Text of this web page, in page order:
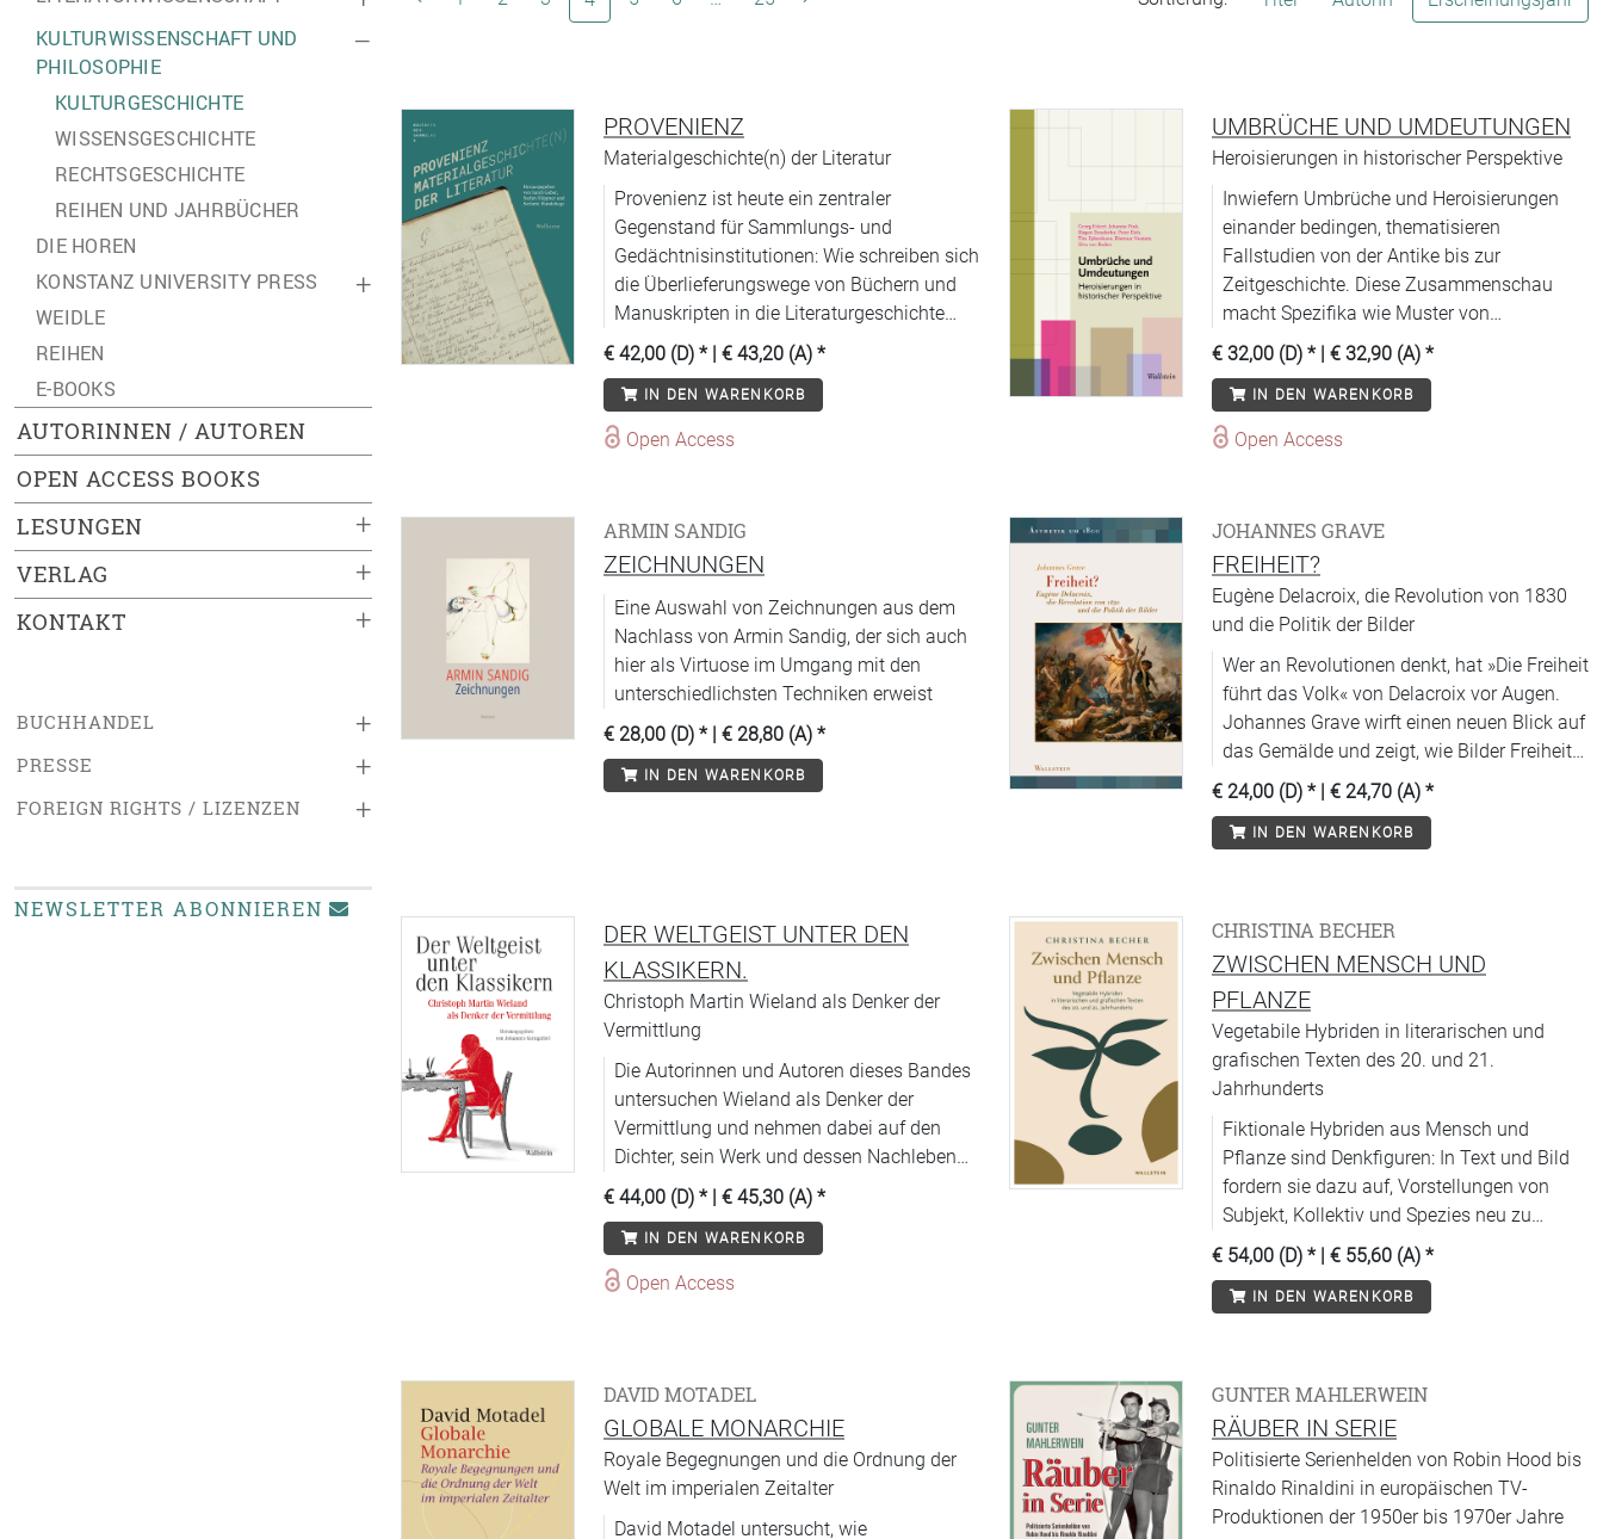
–
KULTURWISSENSCHAFT UND
PHILOSOPHIE
KULTURGESCHICHTE
WISSENSGESCHICHTE
RECHTSGESCHICHTE
REIHEN UND JAHRBÜCHER
DIE HOREN
+
KONSTANZ UNIVERSITY PRESS
WEIDLE
REIHEN
E-BOOKS
AUTORINNEN / AUTOREN
OPEN ACCESS BOOKS
+
LESUNGEN
+
VERLAG
+
KONTAKT
+
BUCHHANDEL
+
PRESSE
+
FOREIGN RIGHTS / LIZENZEN
NEWSLETTER ABONNIEREN
PROVENIENZ
Materialgeschichte(n) der Literatur
Provenienz ist heute ein zentraler
Gegenstand für Sammlungs- und
Gedächtnisinstitutionen: Wie schreiben sich
die Überlieferungswege von Büchern und
Manuskripten in die Literaturgeschichte
ein?
€ 42,00 (D) * | € 43,20 (A) *
IN DEN WARENKORB
Open Access
UMBRÜCHE UND UMDEUTUNGEN
Heroisierungen in historischer Perspektive
Inwiefern Umbrüche und Heroisierungen
einander bedingen, thematisieren
Fallstudien von der Antike bis zur
Zeitgeschichte. Diese Zusammenschau
macht Spezifika wie Muster von
Helden(um)deutungen sichtbar.
€ 32,00 (D) * | € 32,90 (A) *
IN DEN WARENKORB
Open Access
ARMIN SANDIG
ZEICHNUNGEN
Eine Auswahl von Zeichnungen aus dem
Nachlass von Armin Sandig, der sich auch
hier als Virtuose im Umgang mit den
unterschiedlichsten Techniken erweist
€ 28,00 (D) * | € 28,80 (A) *
IN DEN WARENKORB
JOHANNES GRAVE
FREIHEIT?
Eugène Delacroix, die Revolution von 1830
und die Politik der Bilder
Wer an Revolutionen denkt, hat »Die Freiheit
führt das Volk« von Delacroix vor Augen.
Johannes Grave wirft einen neuen Blick auf
das Gemälde und zeigt, wie Bilder Freiheit
erfahrbar machen können.
€ 24,00 (D) * | € 24,70 (A) *
IN DEN WARENKORB
DER WELTGEIST UNTER DEN
KLASSIKERN.
Christoph Martin Wieland als Denker der
Vermittlung
Die Autorinnen und Autoren dieses Bandes
untersuchen Wieland als Denker der
Vermittlung und nehmen dabei auf den
Dichter, sein Werk und dessen Nachleben
Bezug.
€ 44,00 (D) * | € 45,30 (A) *
IN DEN WARENKORB
Open Access
CHRISTINA BECHER
ZWISCHEN MENSCH UND
PFLANZE
Vegetabile Hybriden in literarischen und
grafischen Texten des 20. und 21.
Jahrhunderts
Fiktionale Hybriden aus Mensch und
Pflanze sind Denkfiguren: In Text und Bild
fordern sie dazu auf, Vorstellungen von
Subjekt, Kollektiv und Spezies neu zu
denken.
€ 54,00 (D) * | € 55,60 (A) *
IN DEN WARENKORB
DAVID MOTADEL
GLOBALE MONARCHIE
Royale Begegnungen und die Ordnung der
Welt im imperialen Zeitalter
David Motadel untersucht, wie
GUNTER MAHLERWEIN
RÄUBER IN SERIE
Politisierte Serienhelden von Robin Hood bis
Rinaldo Rinaldini in europäischen TV-
Produktionen der 1950er bis 1970er Jahre